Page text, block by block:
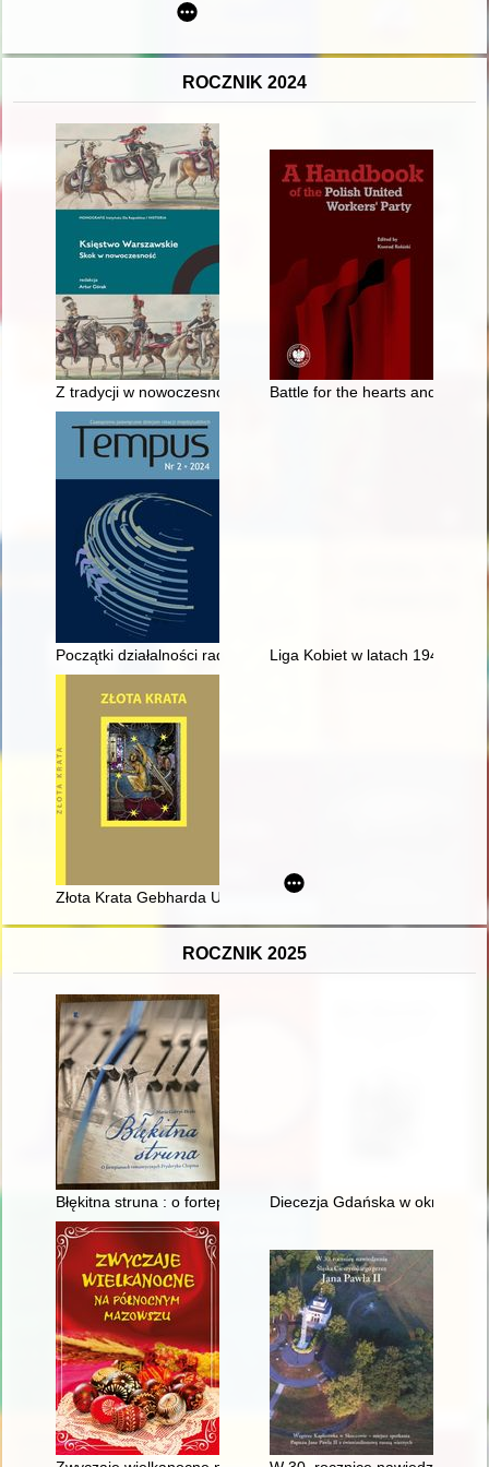
ROCZNIK 2024
Z tradycji w nowoczesność : rady obywatelskie i początki
Battle for the hearts and
Początki działalności radia RMF FM w Polsce = The
Liga Kobiet w latach 1945-
Złota Krata Gebharda Utingera : Miasteczko Miłosierdzia w
ROCZNIK 2025
Błękitna struna : o fortepianach romantycznych Fryderyka
Diecezja Gdańska w okresie